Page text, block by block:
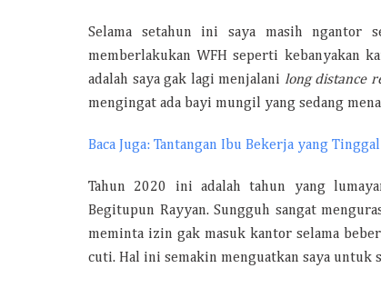
Selama setahun ini saya masih ngantor
memberlakukan WFH seperti kebanyakan
adalah saya gak lagi menjalani long distance
mengingat ada bayi mungil yang sedang
Baca Juga: Tantangan Ibu Bekerja yang
Tahun 2020 ini adalah tahun yang
Begitupun Rayyan. Sungguh sangat
meminta izin gak masuk kantor selama
cuti. Hal ini semakin menguatkan saya untuk